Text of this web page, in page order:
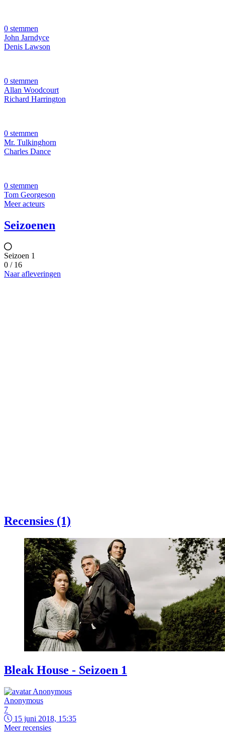
0 stemmen
John Jarndyce
Denis Lawson
0 stemmen
Allan Woodcourt
Richard Harrington
0 stemmen
Mr. Tulkinghorn
Charles Dance
0 stemmen
Tom Georgeson
Meer acteurs
Seizoenen
Seizoen 1
0 / 16
Naar afleveringen
Recensies (1)
Bleak House - Seizoen 1
Anonymous
7
15 juni 2018, 15:35
Meer recensies